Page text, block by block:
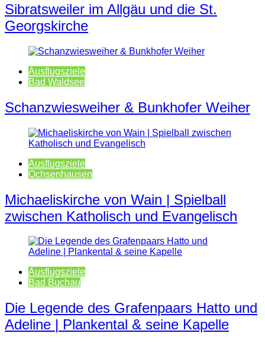
Sibratsweiler im Allgäu und die St.
Georgskirche
Ausflugsziele
Bad Waldsee
Schanzwiesweiher & Bunkhofer Weiher
Ausflugsziele
Ochsenhausen
Michaeliskirche von Wain | Spielball
zwischen Katholisch und Evangelisch
Ausflugsziele
Bad Buchau
Die Legende des Grafenpaars Hatto und
Adeline | Plankental & seine Kapelle